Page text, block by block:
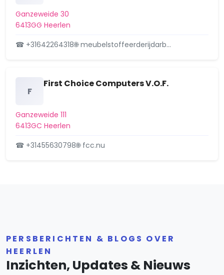
Ganzeweide 30
6413GG Heerlen
☎ +31642264318🌐 meubelstoffeerderijdarb…
F
First Choice Computers V.O.F.
Ganzeweide 111
6413GC Heerlen
☎ +31455630798🌐 fcc.nu
PERSBERICHTEN & BLOGS OVER
HEERLEN
Inzichten, Updates & Nieuws